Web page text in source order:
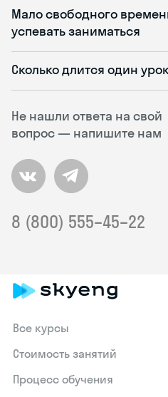
Не нашли ответа на свой
вопрос — напишите нам
8 (800) 555–45–22
Мало свободного
успевать заниматься
Сколько длится один
Все курсы
Стоимость занятий
Процесс обучения